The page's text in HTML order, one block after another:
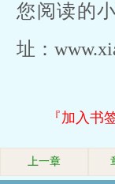
您阅读的
址：
『加入书
上一章